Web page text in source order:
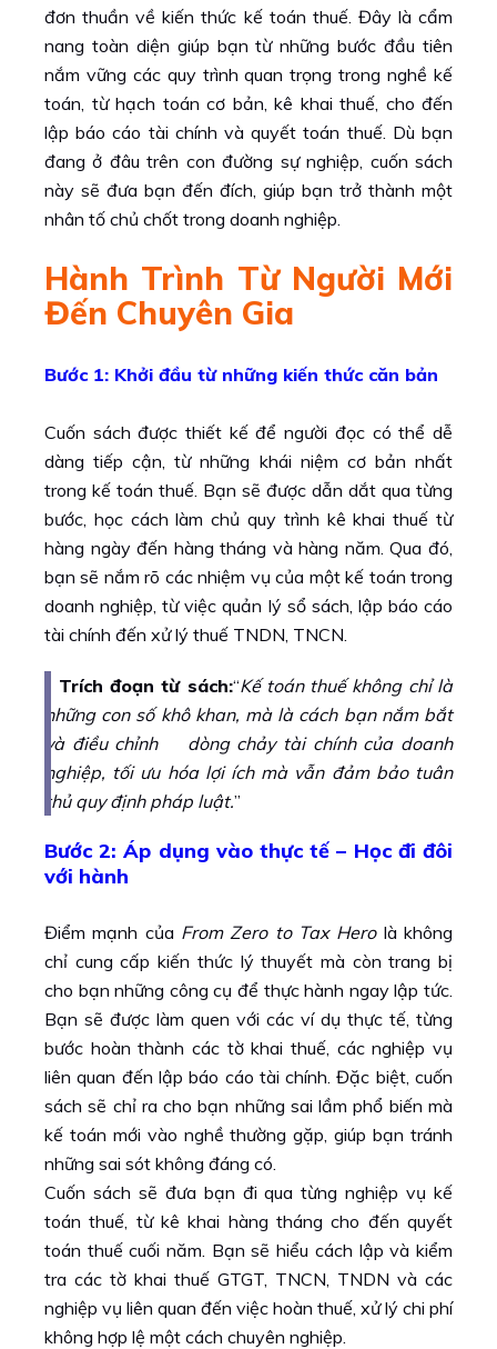
đơn thuần về kiến thức kế toán thuế. Đây là cẩm
nang toàn diện giúp bạn từ những bước đầu tiên
nắm vững các quy trình quan trọng trong nghề kế
toán, từ hạch toán cơ bản, kê khai thuế, cho đến
lập báo cáo tài chính và quyết toán thuế. Dù bạn
đang ở đâu trên con đường sự nghiệp, cuốn sách
này sẽ đưa bạn đến đích, giúp bạn trở thành một
nhân tố chủ chốt trong doanh nghiệp.
Hành Trình Từ Người Mới
Đến Chuyên Gia
Bước 1: Khởi đầu từ những kiến thức căn bản
Cuốn sách được thiết kế để người đọc có thể dễ
dàng tiếp cận, từ những khái niệm cơ bản nhất
trong kế toán thuế. Bạn sẽ được dẫn dắt qua từng
bước, học cách làm chủ quy trình kê khai thuế từ
hàng ngày đến hàng tháng và hàng năm. Qua đó,
bạn sẽ nắm rõ các nhiệm vụ của một kế toán trong
doanh nghiệp, từ việc quản lý sổ sách, lập báo cáo
tài chính đến xử lý thuế TNDN, TNCN.
Trích đoạn từ sách:“Kế toán thuế không chỉ là
những con số khô khan, mà là cách bạn nắm bắt
và điều chỉnh dòng chảy tài chính của doanh
nghiệp, tối ưu hóa lợi ích mà vẫn đảm bảo tuân
thủ quy định pháp luật.”
Bước 2: Áp dụng vào thực tế – Học đi đôi
với hành
Điểm mạnh của From Zero to Tax Herolà không
chỉ cung cấp kiến thức lý thuyết mà còn trang bị
cho bạn những công cụ để thực hành ngay lập tức.
Bạn sẽ được làm quen với các ví dụ thực tế, từng
bước hoàn thành các tờ khai thuế, các nghiệp vụ
liên quan đến lập báo cáo tài chính. Đặc biệt, cuốn
sách sẽ chỉ ra cho bạn những sai lầm phổ biến mà
kế toán mới vào nghề thường gặp, giúp bạn tránh
những sai sót không đáng có.
Cuốn sách sẽ đưa bạn đi qua từng nghiệp vụ kế
toán thuế, từ kê khai hàng tháng cho đến quyết
toán thuế cuối năm. Bạn sẽ hiểu cách lập và kiểm
tra các tờ khai thuế GTGT, TNCN, TNDN và các
nghiệp vụ liên quan đến việc hoàn thuế, xử lý chi phí
không hợp lệ một cách chuyên nghiệp.